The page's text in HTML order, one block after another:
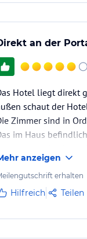
an der
Hotel liegt direkt
schaut der
Zimmer sind in
im Haus
anzeigen
erhalten
Hilfreich Teilen